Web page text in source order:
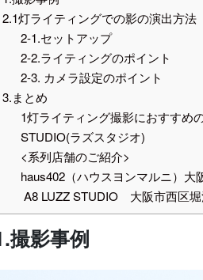
2.1灯ライティングでの影の演出方法
2-1.セットアップ
2-2.ライティングのポイント
2-3. カメラ設定のポイント
3.まとめ
1灯ライティング撮影におすすめ
STUDIO(ラズスタジオ)
<系列店舗のご紹介>
haus402（ハウスヨンマルニ）大
A8 LUZZ STUDIO 大阪市西区
撮影事例